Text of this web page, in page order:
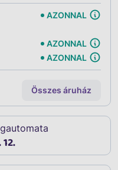
AZONNAL
AZONNAL
AZONNAL
Összes áruház